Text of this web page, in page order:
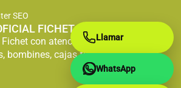
SEO
FICHET
con atención especializada en
bombines, cajas fuertes y servicio
Llamar
WhatsApp